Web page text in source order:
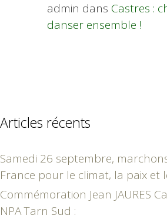
admin dans Castres :
danser ensemble !
Articles récents
Samedi 26 septembre,
France pour le climat, la paix et
Commémoration Jean JAURES
NPA Tarn Sud :